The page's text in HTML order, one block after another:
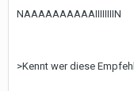
NAAAAAAAAAAIIIIIIIIN
>Kennt wer diese